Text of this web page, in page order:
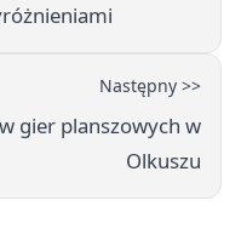
Następny >>
gier planszowych w
Olkuszu